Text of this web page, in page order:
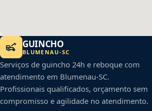
GUINCHO
BLUMENAU-SC
Serviços de guincho 24h e reboque com
atendimento em Blumenau-SC.
Profissionais qualificados, orçamento sem
compromisso e agilidade no atendimento.